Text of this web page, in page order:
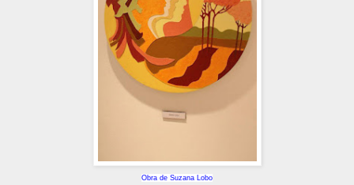
Obra de Suzana Lobo